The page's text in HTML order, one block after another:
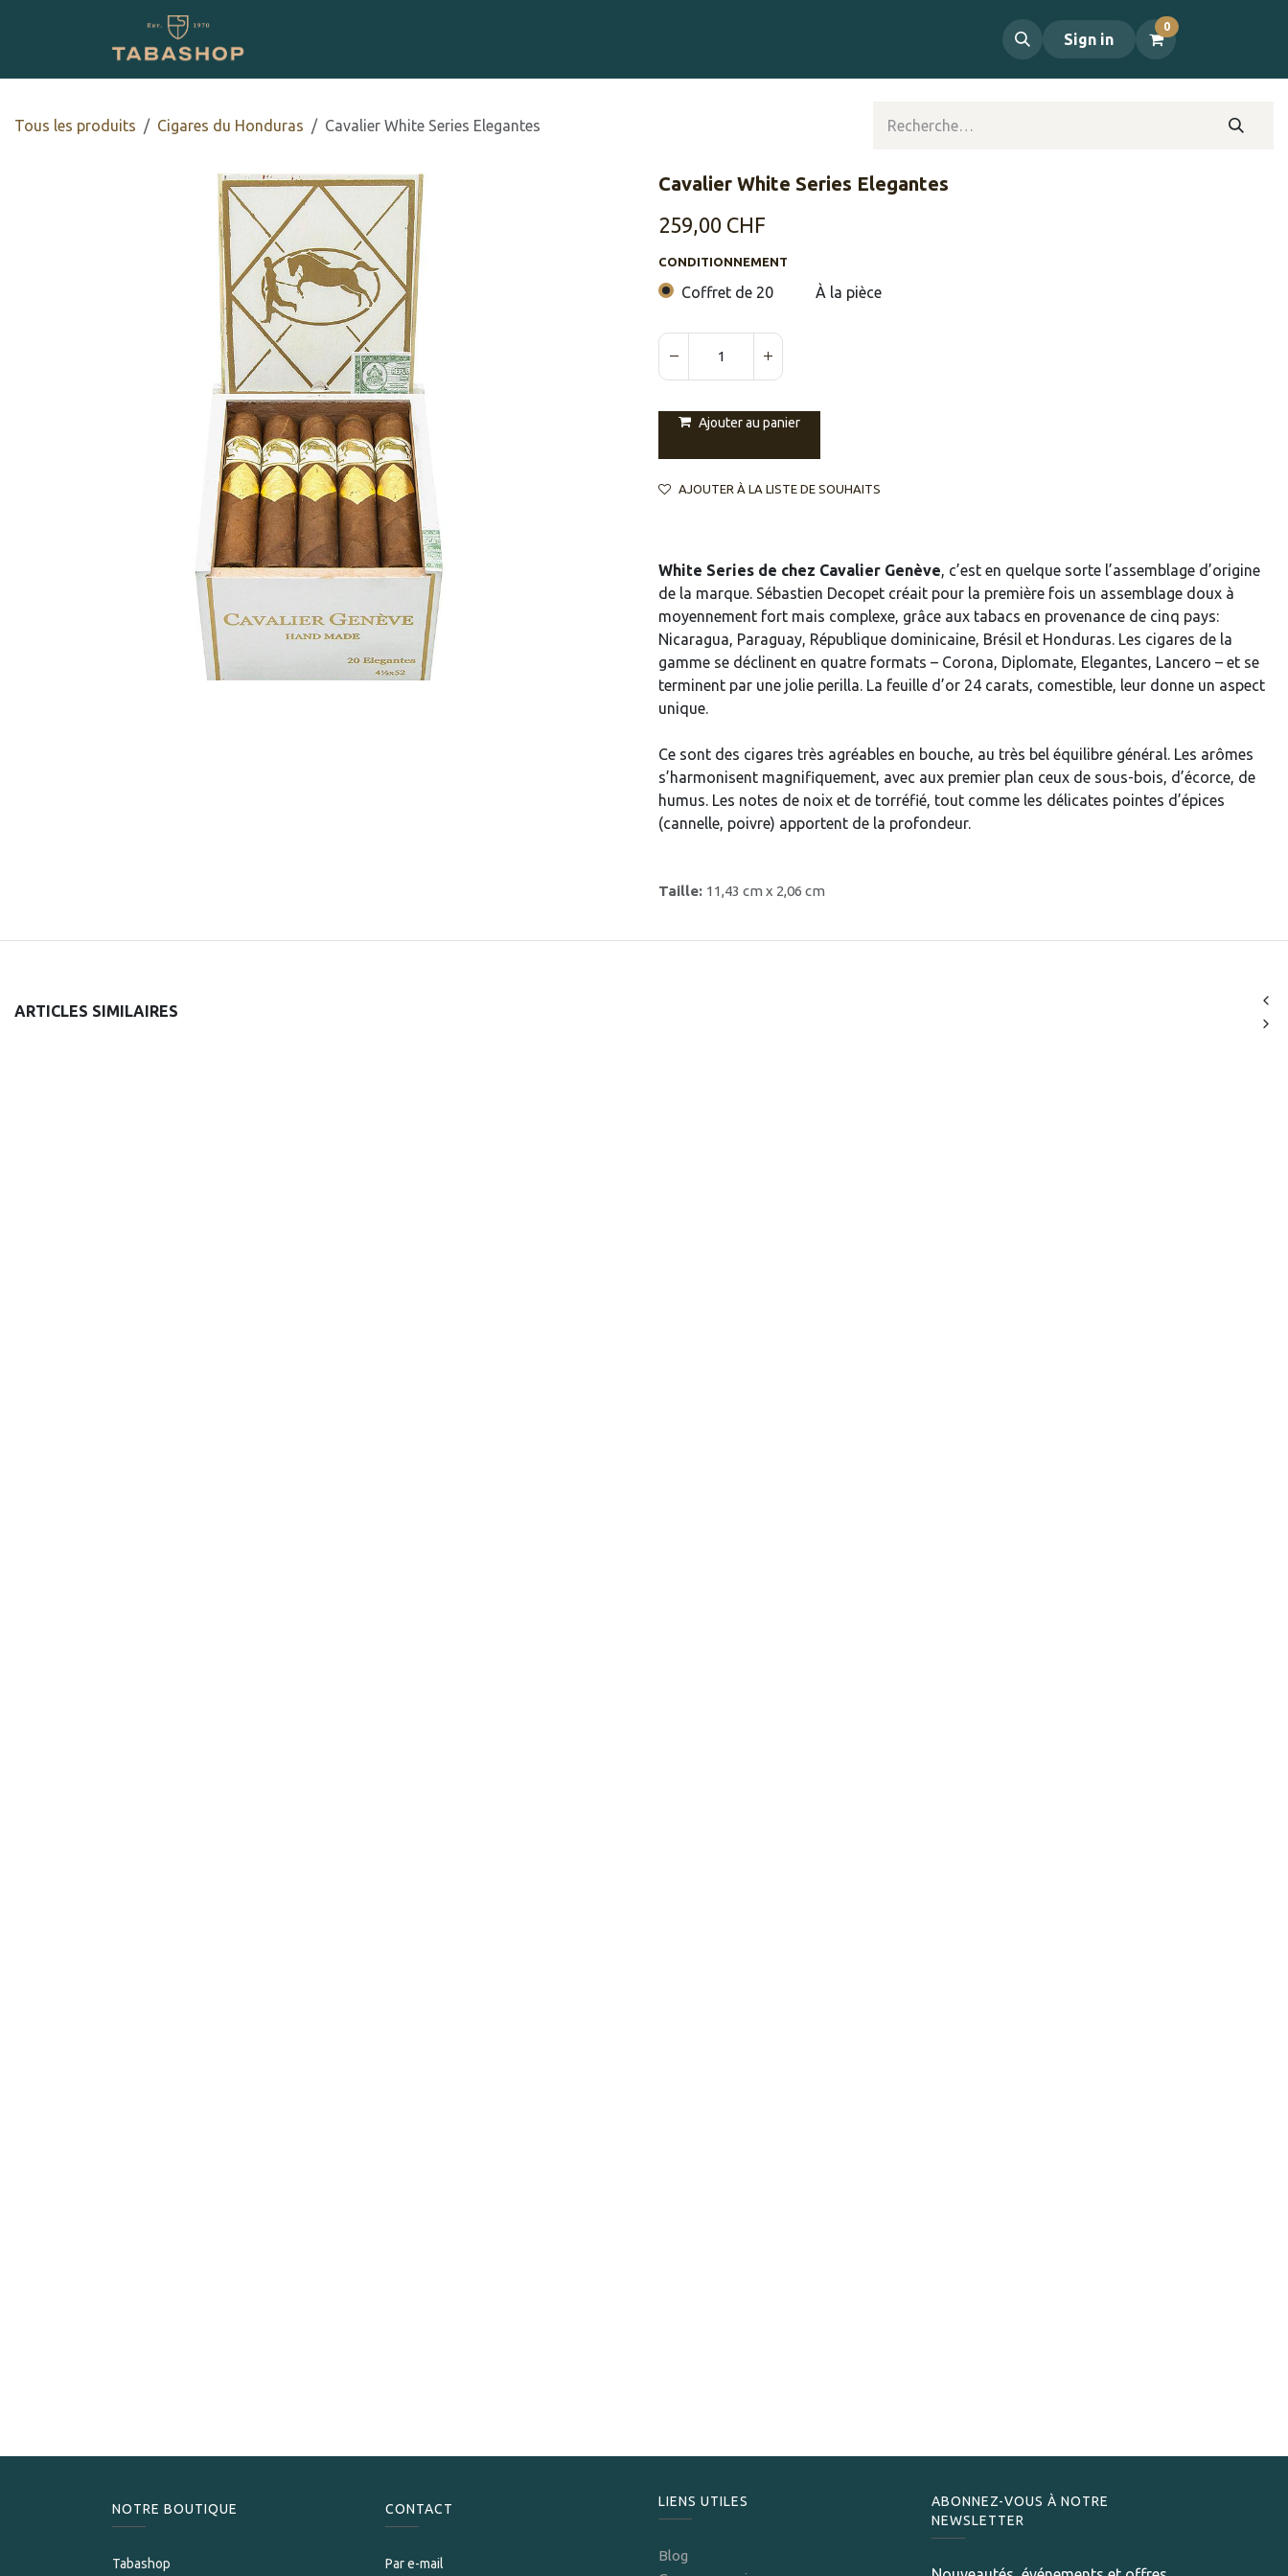
Sign in
0
Tous les produits ​​​Cigares du Honduras Cavalier White Series Elegantes
Cavalier White Series Elegantes
259,00 CHF
CONDITIONNEMENT
Coffret de 20 À la pièce
Ajouter au panier
AJOUTER À LA LISTE DE SOUHAITS
White Series de chez Cavalier Genève, c’est en quelque sorte l’assemblage d’origine
de la marque. Sébastien Decopet créait pour la première fois un assemblage doux à
moyennement fort mais complexe, grâce aux tabacs en provenance de cinq pays:
Nicaragua, Paraguay, République dominicaine, Brésil et Honduras. Les cigares de la
gamme se déclinent en quatre formats – Corona, Diplomate, Elegantes, Lancero – et se
terminent par une jolie perilla. La feuille d’or 24 carats, comestible, leur donne un aspect
unique.
Ce sont des cigares très agréables en bouche, au très bel équilibre général. Les arômes
s’harmonisent magnifiquement, avec aux premier plan ceux de sous-bois, d’écorce, de
humus. Les notes de noix et de torréfié, tout comme les délicates pointes d’épices
(cannelle, poivre) apportent de la profondeur.
Taille: 11,43 cm x 2,06 cm
ARTICLES SIMILAIRES
NOTRE BOUTIQUE
Tabashop
CONTACT
Par e-mail
LIENS UTILES
Blog
ABONNEZ-VOUS À NOTRE
NEWSLETTER